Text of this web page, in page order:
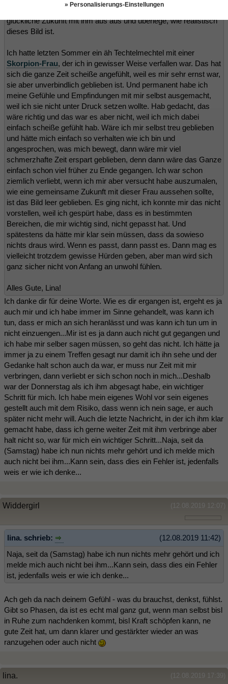
sicher besser einschätzen. Male Dir eine gemeinsame
glückliche Zukunft mit ihm aus aus und überlege, wie realistisch
dieses Bild ist.
Ich hatte letzten Sommer ein äh Techtelmechtel mit einer
Skorpion-Frau, der ich in gewisser Weise verfallen war. Das hat
sich die ganze Zeit scheiße angefühlt, weil es mir sehr ernst war,
sie aber unverbindlich geblieben ist. Und permanent habe ich
meine Gefühle und Empfindungen mit mir selbst ausgemacht,
weil ich sie nicht unter Druck setzen wollte. Hab gedacht, das
wäre richtig und das war es aber nicht, weil ich mich dabei
einfach scheiße gefühlt hab. Wäre ich mir selbst treu geblieben
und hätte mich einfach so verhalten wie ich bin und
angesprochen, was mich bewegt, dann wäre mir viel
schmerzhafte Zeit erspart geblieben, denn dann wäre das Ganze
einfach schon viel früher zu Ende gegangen. Ich war schon
ziemlich verliebt, wenn ich mir aber versucht habe auszumalen,
wie eine gemeinsame Zukunft mit dieser Frau aussehen sollte,
ist das Bild leer geblieben. Es ging nicht, ich konnte mir das nicht
vorstellen, weil ich gespürt habe, dass es in bestimmten
Bereichen, die mir wichtig sind, nicht gepasst hat. Und
spätestens da hätte mir klar sein müssen, dass da sowieso
nichts draus wird. Wenn es passt, dann passt es. Dann mag es
vielleicht trotzdem gewisse Hürden geben, aber man wird sich
ganz sicher nicht von Anfang an unwohl fühlen.
Alles Gute, Lina!
Ich danke dir für deine Worte. Wie es dir ergangen ist, ergeht es ja
auch mir und ich habe immer im Sinne gehandelt, was kann ich
tun, dass er mich an sich heranlässt und was kann ich tun um in
nicht einzuengen...Mir ist es ja dann auch nicht gut gegangen und
ich habe mir selber sagen müssen, so geht das nicht. Ich hätte ja
immer ja zu einem Treffen gesagt nur damit ich ihn sehe und der
Gedanke halt schon auch da war, er muss nur Zeit mit mir
verbringen, dann verliebt er sich schon noch in mich...Deshalb
war der Donnerstag als ich ihm abgesagt habe, ein wichtiger
Schritt für mich. Ich habe mein eigenes Wohl vor sein eigenes
gestellt auch mit dem Risiko, dass wenn ich nein sage, er auch
später nicht mehr will. Auch die letzte Nachricht, in der ich ihm klar
gemacht habe, dass ich gerne weiter Zeit mit ihm verbringe aber
halt nicht so, war für mich ein wichtiger Schritt...Naja, seit da
(Samstag) habe ich nun nichts mehr gehört und ich melde mich
auch nicht bei ihm...Kann sein, dass dies ein Fehler ist, jedenfalls
weis er wie ich denke...
(12.08.2019 12:07)
Widdergirl
(12.08.2019 11:42)
lina. schrieb:
Naja, seit da (Samstag) habe ich nun nichts mehr gehört und ich
melde mich auch nicht bei ihm...Kann sein, dass dies ein Fehler
ist, jedenfalls weis er wie ich denke...
Ach geh da nach deinem Gefühl - was du brauchst, denkst, fühlst.
Gibt so Phasen, da ist es echt mal ganz gut, wenn man selbst bisl
in Ruhe zum nachdenken kommt, bisl Kraft schöpfen kann, ne
gute Zeit hat, um dann klarer und gestärkter wieder an was
ranzugehen oder auch nicht
(12.08.2019 17:39)
lina.
» Personalisierungs-Einstellungen